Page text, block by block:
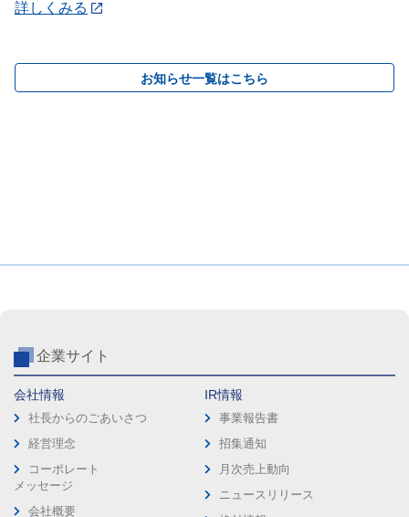
詳しくみる
お知らせ一覧はこちら
企業サイト
会社情報
社長からのごあいさつ
経営理念
コーポレート
メッセージ
会社概要
IR情報
事業報告書
招集通知
月次売上動向
ニュースリリース